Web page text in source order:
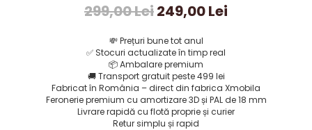
299,00 Lei249,00 Lei
💸 Prețuri bune tot anul
✅ Stocuri actualizate în timp real
📦Ambalare premium
🚚 Transport gratuit peste 499 lei
Fabricat în România – direct din fabrica Xmobila
Feronerie premium cu amortizare 3D și PAL de 18 mm
Livrare rapidă cu flotă proprie și curier
Retur simplu și rapid